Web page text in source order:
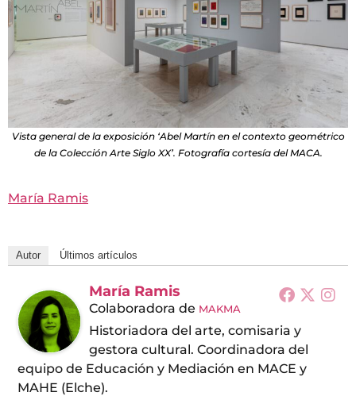
Vista general de la exposición ‘Abel Martín en el contexto geométrico
de la Colección Arte Siglo XX’. Fotografía cortesía del MACA.
María Ramis
Autor Últimos artículos
María Ramis
Colaboradora de MAKMA
Historiadora del arte, comisaria y
gestora cultural. Coordinadora del
equipo de Educación y Mediación en MACE y
MAHE (Elche).